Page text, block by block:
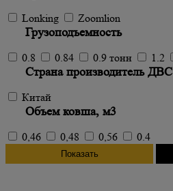
Lonking Zoomlion
Грузоподъемность
0.8 0.84 0.9 тонн 1.2
Страна производитель ДВС
Китай
Объем ковша, м3
0,46 0,48 0,56 0.4